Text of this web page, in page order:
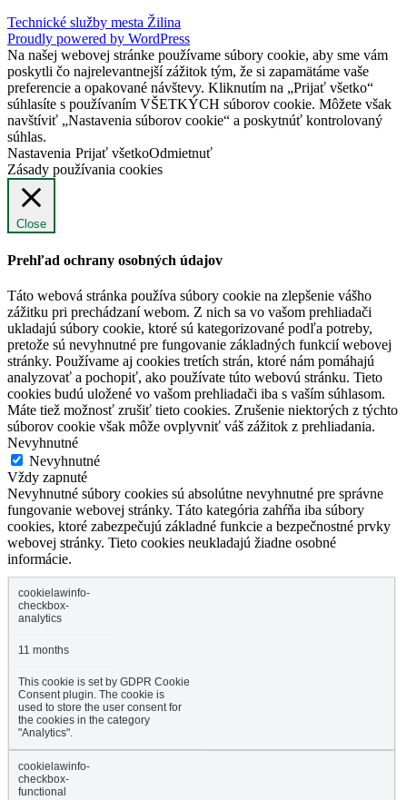
Technické služby mesta Žilina
Proudly powered by WordPress
Na našej webovej stránke používame súbory cookie, aby sme vám
poskytli čo najrelevantnejší zážitok tým, že si zapamätáme vaše
preferencie a opakované návštevy. Kliknutím na „Prijať všetko“
súhlasíte s používaním VŠETKÝCH súborov cookie. Môžete však
navštíviť „Nastavenia súborov cookie“ a poskytnúť kontrolovaný
súhlas.
Nastavenia Prijať všetkoOdmietnuť
Zásady používania cookies
Close
Prehľad ochrany osobných údajov
Táto webová stránka používa súbory cookie na zlepšenie vášho
zážitku pri prechádzaní webom. Z nich sa vo vašom prehliadači
ukladajú súbory cookie, ktoré sú kategorizované podľa potreby,
pretože sú nevyhnutné pre fungovanie základných funkcií webovej
stránky. Používame aj cookies tretích strán, ktoré nám pomáhajú
analyzovať a pochopiť, ako používate túto webovú stránku. Tieto
cookies budú uložené vo vašom prehliadači iba s vaším súhlasom.
Máte tiež možnosť zrušiť tieto cookies. Zrušenie niektorých z týchto
súborov cookie však môže ovplyvniť váš zážitok z prehliadania.
Nevyhnutné
Nevyhnutné
Vždy zapnuté
Nevyhnutné súbory cookies sú absolútne nevyhnutné pre správne
fungovanie webovej stránky. Táto kategória zahŕňa iba súbory
cookies, ktoré zabezpečujú základné funkcie a bezpečnostné prvky
webovej stránky. Tieto cookies neukladajú žiadne osobné
informácie.
cookielawinfo-
checkbox-
analytics
11 months
This cookie is set by GDPR Cookie
Consent plugin. The cookie is
used to store the user consent for
the cookies in the category
"Analytics".
cookielawinfo-
checkbox-
functional